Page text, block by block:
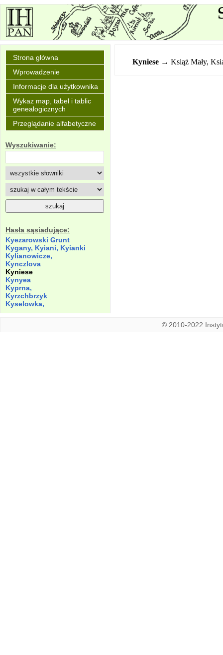
Strona główna
Wprowadzenie
Informacje dla użytkownika
Wykaz map, tabel i tablic
genealogicznych
Przeglądanie alfabetyczne
Wyszukiwanie:
Hasła sąsiadujące:
Kyezarowski Grunt
Kygany, Kyiani, Kyianki
Kylianowicze,
Kynczlova
Kyniese
Kynyea
Kyprna,
Kyrzchbrzyk
Kyselowka,
Kyniese → Książ Mały,
© 2010-2022